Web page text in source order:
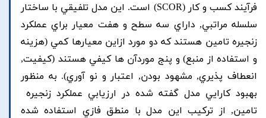
فرآيند کسب و کار (SCOR) است. اين مدل تلفيقي با ساختار
سلسله مراتبي, داراي سه سطح و هفت معيار براي عملکرد
زنجيره تامين هستند که دو مورد ازاين معيارها کمي (هزينه
و استفاده از منبع) و پنج موردآن ها کيفي هستند (کيفيت,
انعطاف پذيري, مشهود بودن, اعتبار و نو آوري). به منظور
تامين, از ترکيب اين مدل با منطق فازي استفاده شده